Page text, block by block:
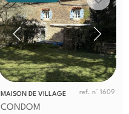
MAISON DE VILLAGE ref. n° 1609
CONDOM